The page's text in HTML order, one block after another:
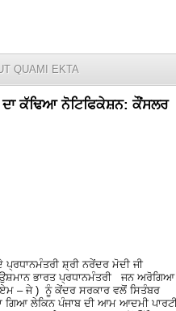
QUAMI EKTA
ਕੱਢਿਆ ਨੋਟਿਫਿਕੇਸ਼ਨ: ਕੌਂਸਲਰ
ਸ਼੍ਰੀ ਨਰੇਂਦਰ ਮੋਦੀ ਜੀ
ਭਾਰਤ ਪ੍ਰਧਾਨਮੰਤਰੀ ਜਨ ਅਰੋਗਿਆ
– ਜੇ ) ਨੂੰ ਕੇਂਦਰ ਸਰਕਾਰ ਵਲੋਂ ਸਿਤੰਬਰ
ਗਿਆ ਲੇਕਿਨ ਪੰਜਾਬ ਦੀ ਆਮ ਆਦਮੀ